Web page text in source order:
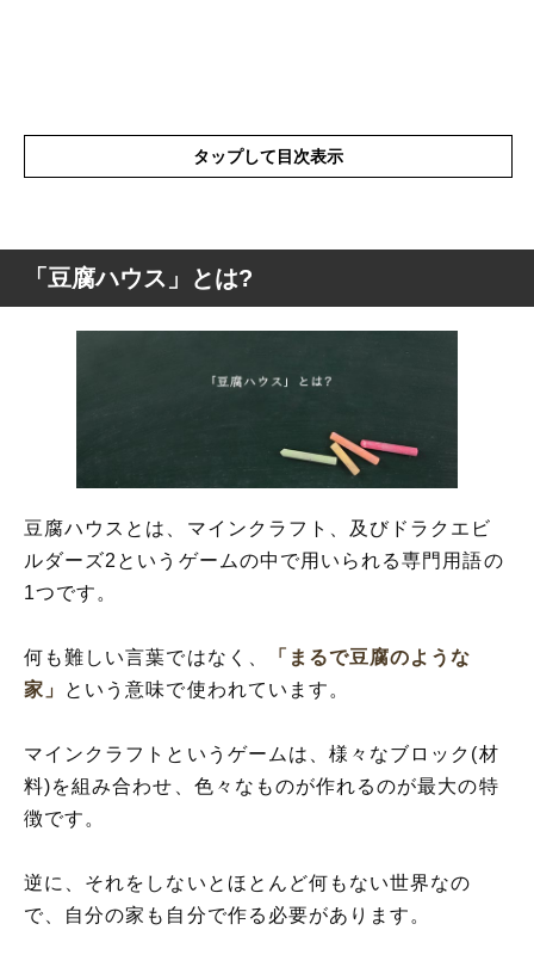
タップして目次表示
「豆腐ハウス」とは?
豆腐ハウスの類語
「豆腐ハウス」とは?
豆腐ハウスとは、マインクラフト、及びドラクエビ
ルダーズ2というゲームの中で用いられる専門用語の
1つです。
何も難しい言葉ではなく、
「まるで豆腐のような
家」
という意味で使われています。
マインクラフトというゲームは、様々なブロック(材
料)を組み合わせ、色々なものが作れるのが最大の特
徴です。
逆に、それをしないとほとんど何もない世界なの
で、自分の家も自分で作る必要があります。